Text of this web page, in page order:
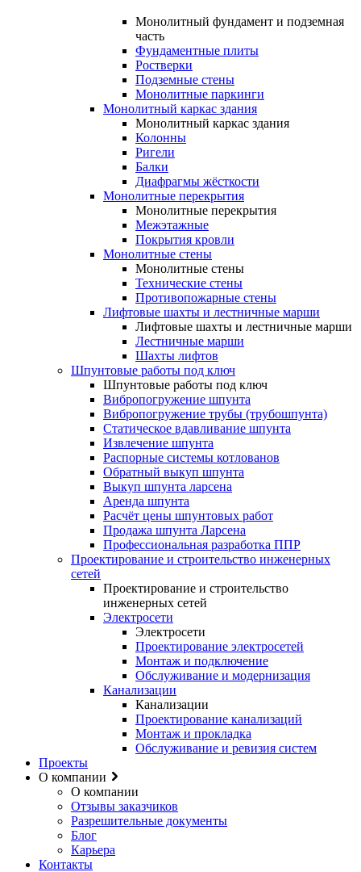
Монолитный фундамент и подземная
часть
Фундаментные плиты
Ростверки
Подземные стены
Монолитные паркинги
Монолитный каркас здания
Монолитный каркас здания
Колонны
Ригели
Балки
Диафрагмы жёсткости
Монолитные перекрытия
Монолитные перекрытия
Межэтажные
Покрытия кровли
Монолитные стены
Монолитные стены
Технические стены
Противопожарные стены
Лифтовые шахты и лестничные марши
Лифтовые шахты и лестничные марши
Лестничные марши
Шахты лифтов
Шпунтовые работы под ключ
Шпунтовые работы под ключ
Вибропогружение шпунта
Вибропогружение трубы (трубошпунта)
Статическое вдавливание шпунта
Извлечение шпунта
Распорные системы котлованов
Обратный выкуп шпунта
Выкуп шпунта ларсена
Аренда шпунта
Расчёт цены шпунтовых работ
Продажа шпунта Ларсена
Профессиональная разработка ППР
Проектирование и строительство инженерных
сетей
Проектирование и строительство
инженерных сетей
Электросети
Электросети
Проектирование электросетей
Монтаж и подключение
Обслуживание и модернизация
Канализации
Канализации
Проектирование канализаций
Монтаж и прокладка
Обслуживание и ревизия систем
Проекты
О компании
О компании
Отзывы заказчиков
Разрешительные документы
Блог
Карьера
Контакты